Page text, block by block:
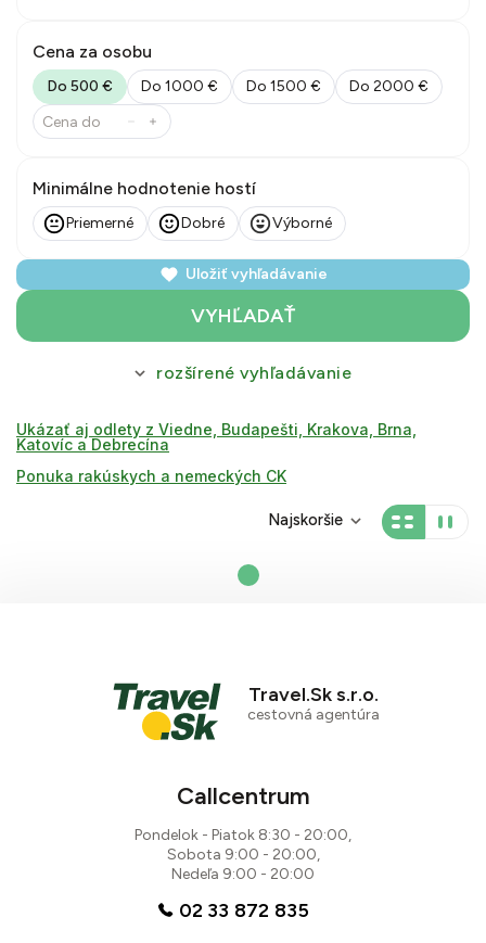
Cena za osobu
Do 500 € Do 1000 € Do 1500 € Do 2000 €
Minimálne hodnotenie hostí
Priemerné Dobré Výborné
Uložiť vyhľadávanie
VYHĽADAŤ
rozšírené vyhľadávanie
Ukázať aj odlety z Viedne, Budapešti, Krakova, Brna,
Katovíc a Debrecína
Ponuka rakúskych a nemeckých CK
Najskoršie
Travel.Sk s.r.o.
cestovná agentúra
Callcentrum
Pondelok - Piatok 8:30 - 20:00,
Sobota 9:00 - 20:00,
Nedeľa 9:00 - 20:00
02 33 872 835